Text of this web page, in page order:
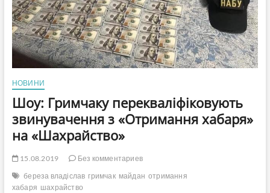
НОВИНИ
Шоу: Гримчаку перекваліфіковують
звинувачення з «Отримання хабаря»
на «Шахрайство»
15.08.2019
Без комментариев
береза владіслав гримчак майдан отримання
хабаря шахрайство